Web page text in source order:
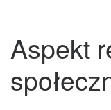
Aspekt